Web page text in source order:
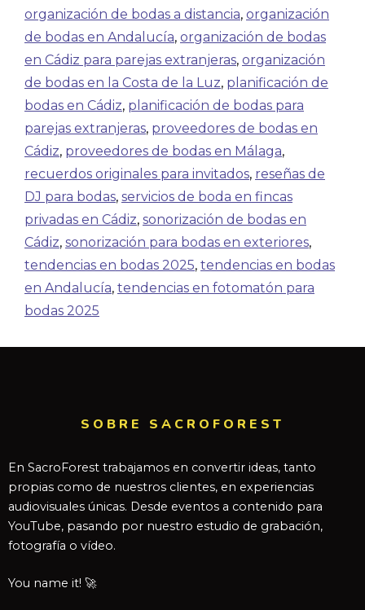
organización de bodas a distancia, organización
de bodas en Andalucía, organización de bodas
en Cádiz para parejas extranjeras, organización
de bodas en la Costa de la Luz, planificación de
bodas en Cádiz, planificación de bodas para
parejas extranjeras, proveedores de bodas en
Cádiz, proveedores de bodas en Málaga,
recuerdos originales para invitados, reseñas de
DJ para bodas, servicios de boda en fincas
privadas en Cádiz, sonorización de bodas en
Cádiz, sonorización para bodas en exteriores,
tendencias en bodas 2025, tendencias en bodas
en Andalucía, tendencias en fotomatón para
bodas 2025
SOBRE SACROFOREST
En SacroForest trabajamos en convertir ideas, tanto
propias como de nuestros clientes, en experiencias
audiovisuales únicas. Desde eventos a contenido para
YouTube, pasando por nuestro estudio de grabación,
fotografía o vídeo.
You name it! 🚀